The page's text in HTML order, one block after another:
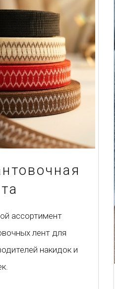
ассортимент
лент для
накидок и